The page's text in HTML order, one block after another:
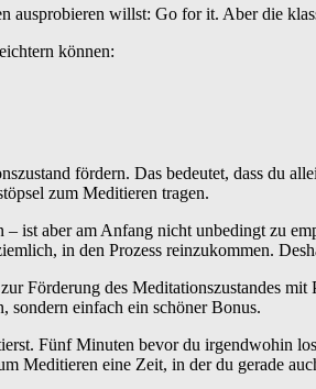
ausprobieren willst: Go for it. Aber die
können:
fördern. Das bedeutet, dass du
zum Meditieren tragen.
ist aber am Anfang nicht unbedingt zu
in den Prozess reinzukommen.
Förderung des Meditationszustandes mit
sondern einfach ein schöner Bonus.
Fünf Minuten bevor du irgendwohin
Meditieren eine Zeit, in der du gerade